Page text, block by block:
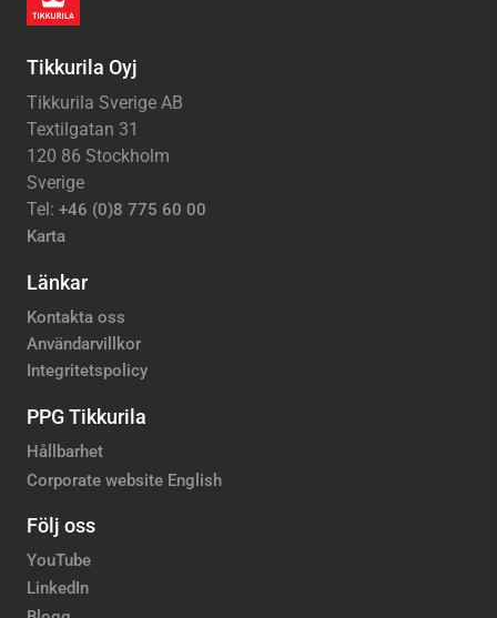
Tikkurila Oyj
Tikkurila Sverige AB
Textilgatan 31
120 86 Stockholm
Sverige
Tel: +46 (0)8 775 60 00
Karta
Länkar
Kontakta oss
Användarvillkor
Integritetspolicy
PPG Tikkurila
Hållbarhet
Corporate website English
Följ oss
YouTube
LinkedIn